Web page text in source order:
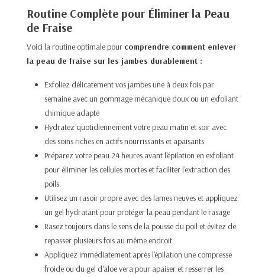
Routine Complète pour Éliminer la Peau
de Fraise
Voici la routine optimale pour comprendre comment enlever
la peau de fraise sur les jambes durablement :
Exfoliez délicatement vos jambes une à deux fois par
semaine avec un gommage mécanique doux ou un exfoliant
chimique adapté​
Hydratez quotidiennement votre peau matin et soir avec
des soins riches en actifs nourrissants et apaisants​
Préparez votre peau 24 heures avant l'épilation en exfoliant
pour éliminer les cellules mortes et faciliter l'extraction des
poils​
Utilisez un rasoir propre avec des lames neuves et appliquez
un gel hydratant pour protéger la peau pendant le rasage​
Rasez toujours dans le sens de la pousse du poil et évitez de
repasser plusieurs fois au même endroit​
Appliquez immédiatement après l'épilation une compresse
froide ou du gel d'aloe vera pour apaiser et resserrer les